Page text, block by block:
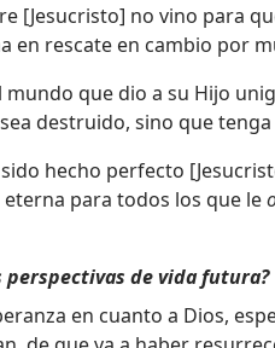
[Jesucristo] no vino para
en rescate en cambio por
mundo que dio a su Hijo
destruido, sino que
hecho perfecto
para todos los que le
perspectivas de vida futura?
en cuanto a Dios,